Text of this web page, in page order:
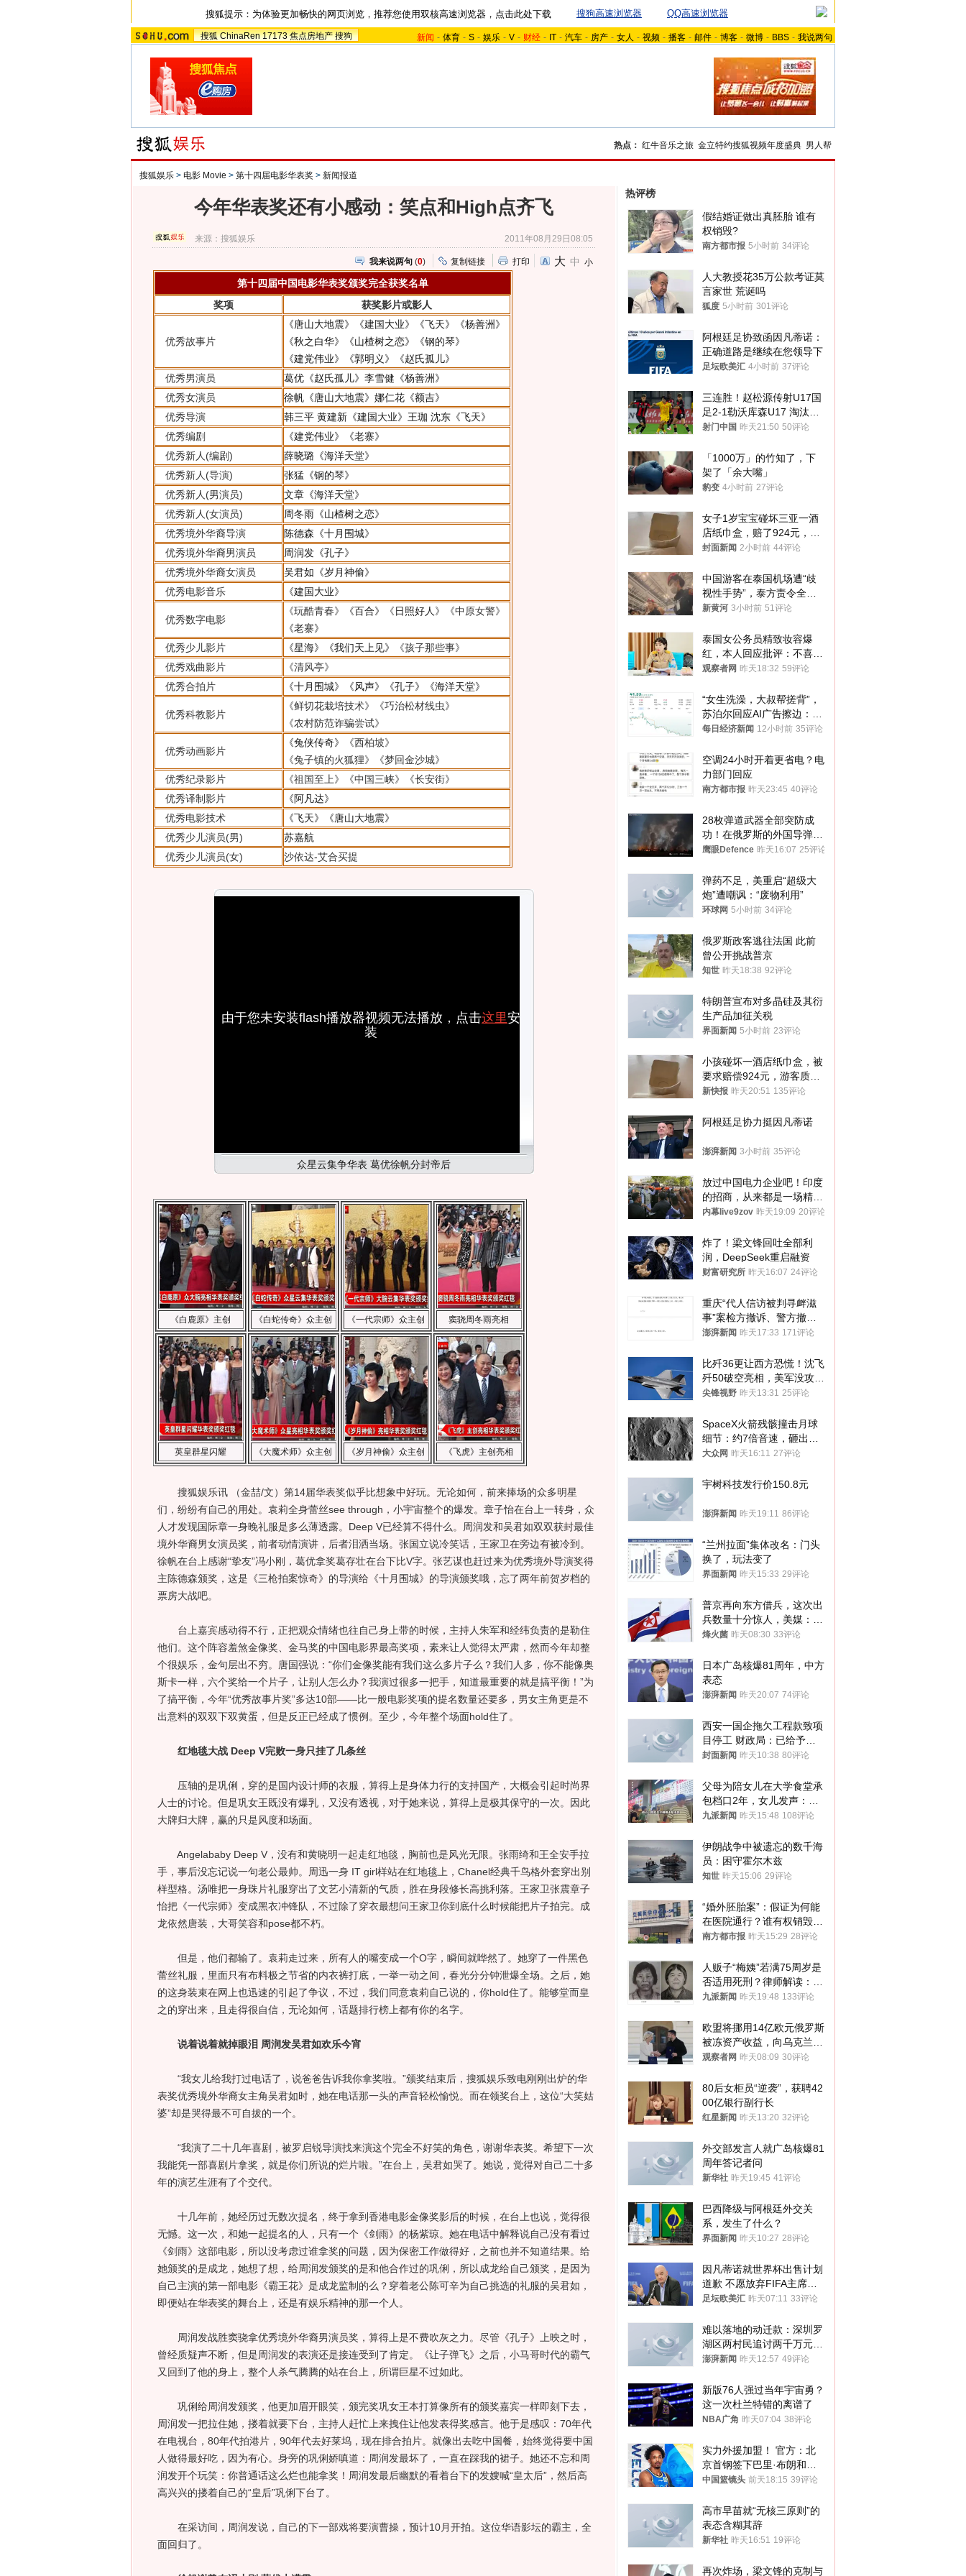
搜狐提示：为体验更加畅快的网页浏览，推荐您使用双核高速浏览器，点击此处下载 搜狗高速浏览器 QQ高速浏览器
搜狐 ChinaRen 17173 焦点房地产 搜狗 新闻 - 体育 - S - 娱乐 - V - 财经 - IT - 汽车 - 房产 - 女人 - 视频 - 播客 - 邮件 - 博客 - 微博 - BBS - 我说两句
热点： 红牛音乐之旅 金立特约搜狐视频年度盛典 男人帮
搜狐娱乐 > 电影 Movie > 第十四届电影华表奖 > 新闻报道
今年华表奖还有小感动：笑点和High点齐飞
来源：搜狐娱乐 2011年08月29日08:05
我来说两句 (0) 复制链接 打印 大 中 小
第十四届中国电影华表奖颁奖完全获奖名单
奖项
获奖影片或影人
优秀故事片
《唐山大地震》 《建国大业》 《飞天》
《杨善洲》
《秋之白华》
《山楂树之恋》
《钢的琴》
《建党伟业》
《郭明义》
《赵氏孤儿》
优秀男演员
葛优《赵氏孤儿》 李雪健 《杨善洲》
优秀女演员
徐帆《唐山大地震》 娜仁花《额吉》
优秀导演
韩三平 黄建新《建国大业》 王珈 沈东《飞天》
优秀编剧
《建党伟业》
《老寨》
优秀新人(编剧)
薛晓璐《海洋天堂》
优秀新人(导演)
张猛《钢的琴》
优秀新人(男演员)
文章《海洋天堂》
优秀新人(女演员)
周冬雨《山楂树之恋》
优秀境外华裔导演
陈德森 《十月围城》
优秀境外华裔男演员
周润发《孔子》
优秀境外华裔女演员
吴君如 《岁月神偷》
优秀电影音乐
《建国大业》
优秀数字电影
《玩酷青春》 《百合》 《日照好人 》《中原女警》
《老寨》
优秀少儿影片
《星海》 《我们天上见》
《孩子那些事》
优秀戏曲影片
《清风亭》
优秀合拍片
《十月围城》 《风声》 《孔子》 《海洋天堂》
优秀科教影片
《鲜切花栽培技术》《巧治松材线虫》
《农村防范诈骗尝试》
优秀动画影片
《兔侠传奇》
《西柏坡》
《兔子镇的火狐狸》《梦回金沙城》
优秀纪录影片
《祖国至上》《中国三峡》《长安街》
优秀译制影片
《阿凡达》
优秀电影技术
《飞天》
《唐山大地震》
优秀少儿演员(男)
苏嘉航
优秀少儿演员(女)
沙依达-艾合买提
由于您未安装flash播放器视频无法播放，点击这里安
装
众星云集争华表 葛优徐帆分封帝后
《白鹿原》主创 《白蛇传奇》众主创 《一代宗师》众主创 窦骁周冬雨亮相
英皇群星闪耀 《大魔术师》众主创 《岁月神偷》众主创 《飞虎》主创亮相
搜狐娱乐讯 （金喆/文）第14届华表奖似乎比想象中好玩。无论如何，前来捧场的众多明星
们，纷纷有自己的用处。袁莉全身蕾丝see through，小宇宙整个的爆发。章子怡在台上一转身，众
人才发现国际章一身晚礼服是多么薄透露。Deep V已经算不得什么。周润发和吴君如双双获封最佳
境外华裔男女演员奖，前者动情演讲，后者泪洒当场。张国立说冷笑话，王家卫在旁边有被冷到。
徐帆在台上感谢“挚友”冯小刚，葛优拿奖葛存壮在台下比V字。张艺谋也赶过来为优秀境外导演奖得
主陈德森颁奖，这是《三枪拍案惊奇》的导演给《十月围城》的导演颁奖哦，忘了两年前贺岁档的
票房大战吧。
台上嘉宾感动得不行，正把观众情绪也往自己身上带的时候，主持人朱军和经纬负责的是勒住
他们。这个阵容羞煞金像奖、金马奖的中国电影界最高奖项，素来让人觉得太严肃，然而今年却整
个很娱乐，金句层出不穷。唐国强说：“你们金像奖能有我们这么多片子么？我们人多，你不能像奥
斯卡一样，六个奖给一个片子，让别人怎么办？我演过很多一把手，知道最重要的就是搞平衡！”为
了搞平衡，今年“优秀故事片奖”多达10部——比一般电影奖项的提名数量还要多，男女主角更是不
出意料的双双下双黄蛋，但是反正已经成了惯例。至少，今年整个场面hold住了。
红地毯大战 Deep V完败一身只挂了几条丝
压轴的是巩俐，穿的是国内设计师的衣服，算得上是身体力行的支持国产，大概会引起时尚界
人士的讨论。但是巩女王既没有爆乳，又没有透视，对于她来说，算得上是极其保守的一次。因此
大牌归大牌，赢的只是风度和场面。
Angelababy Deep V，没有和黄晓明一起走红地毯，胸前也是风光无限。张雨绮和王全安手拉
手，事后没忘记说一句老公最帅。周迅一身 IT girl样站在红地毯上，Chanel经典千鸟格外套穿出别
样型格。汤唯把一身珠片礼服穿出了文艺小清新的气质，胜在身段修长高挑利落。王家卫张震章子
怡把《一代宗师》变成黑衣冲锋队，不过除了穿衣最想问王家卫你到底什么时候能把片子拍完。成
龙依然唐装，大哥笑容和pose都不朽。
但是，他们都输了。袁莉走过来，所有人的嘴变成一个O字，瞬间就哗然了。她穿了一件黑色
蕾丝礼服，里面只有布料极之节省的内衣裤打底，一举一动之间，春光分分钟泄爆全场。之后，她
的这身装束在网上也迅速的引起了争议，不过，我们同意袁莉自己说的，你hold住了。能够堂而皇
之的穿出来，且走得很自信，无论如何，话题排行榜上都有你的名字。
说着说着就掉眼泪 周润发吴君如欢乐今宵
“我女儿给我打过电话了，说爸爸告诉我你拿奖啦。”颁奖结束后，搜狐娱乐致电刚刚出炉的华
表奖优秀境外华裔女主角吴君如时，她在电话那一头的声音轻松愉悦。而在领奖台上，这位“大笑姑
婆”却是哭得最不可自拔的一个。
“我演了二十几年喜剧，被罗启锐导演找来演这个完全不好笑的角色，谢谢华表奖。希望下一次
我能凭一部喜剧片拿奖，就是你们所说的烂片啦。”在台上，吴君如哭了。她说，觉得对自己二十多
年的演艺生涯有了个交代。
十几年前，她经历过无数次提名，终于拿到香港电影金像奖影后的时候，在台上也说，觉得很
无憾。这一次，和她一起提名的人，只有一个《剑雨》的杨紫琼。她在电话中解释说自己没有看过
《剑雨》这部电影，所以没考虑过谁拿奖的问题，因为保密工作做得好，之前也并不知道结果。给
她颁奖的是成龙，她想了想，给周润发颁奖的是和他合作过的巩俐，所以成龙给自己颁奖，是因为
自己主演的第一部电影《霸王花》是成龙监制的么？穿着老公陈可辛为自己挑选的礼服的吴君如，
即便站在华表奖的舞台上，还是有娱乐精神的那一个人。
周润发战胜窦骁拿优秀境外华裔男演员奖，算得上是不费吹灰之力。尽管《孔子》上映之时，
曾经质疑声不断，但是周润发的表演还是接连受到了肯定。《让子弹飞》之后，小马哥时代的霸气
又回到了他的身上，整个人杀气腾腾的站在台上，所谓巨星不过如此。
巩俐给周润发颁奖，他更加眉开眼笑，颁完奖巩女王本打算像所有的颁奖嘉宾一样即刻下去，
周润发一把拉住她，搂着就要下台，主持人赶忙上来拽住让他发表得奖感言。他于是感叹：70年代
在电视台，80年代拍港片，90年代去好莱坞，现在排合拍片。就像出去吃中国餐，始终觉得要中国
人做得最好吃，因为有心。身旁的巩俐娇嗔道：周润发最坏了，一直在踩我的裙子。她还不忘和周
润发开个玩笑：你普通话这么烂也能拿奖！周润发最后幽默的看着台下的发嫂喊“皇太后”，然后高
高兴兴的搂着自己的“皇后”巩俐下台了。
在采访间，周润发说，自己的下一部戏将要演曹操，预计10月开拍。这位华语影坛的霸主，全
面回归了。
热评榜
假结婚证做出真胚胎 谁有
权销毁?
南方都市报 5小时前 34评论
人大教授花35万公款考证莫
言家世 荒诞吗
狐度 5小时前 301评论
阿根廷足协致函因凡蒂诺：
正确道路是继续在您领导下
足坛欧美汇 4小时前 37评论
三连胜！赵松源传射U17国
足2-1勒沃库森U17 淘汰赛
将战河床
射门中国 昨天21:50 50评论
「1000万」的竹知了，下
架了「余大嘴」
豹变 4小时前 27评论
女子1岁宝宝碰坏三亚一酒
店纸巾盒，赔了924元，发
帖吐槽后酒店退还一半的
封面新闻 2小时前 44评论
中国游客在泰国机场遭“歧
视性手势”，泰方责令全面
调查，对责任人采取最严厉
新黄河 3小时前 51评论
泰国女公务员精致妆容爆
红，本人回应批评：不喜欢
就别看
观察者网 昨天18:32 59评论
“女生洗澡，大叔帮搓背”，
苏泊尔回应AI广告擦边：视
频全下架，已强化内容管理
每日经济新闻 12小时前 35评论
空调24小时开着更省电？电
力部门回应
南方都市报 昨天23:45 40评论
28枚弹道武器全部突防成
功！在俄罗斯的外国导弹发
射车都是合法打击目标
鹰眼Defence 昨天16:07 25评论
弹药不足，美重启“超级大
炮”遭嘲讽：“废物利用”
环球网 5小时前 34评论
俄罗斯政客逃往法国 此前
曾公开挑战普京
知世 昨天18:38 92评论
特朗普宣布对多晶硅及其衍
生产品加征关税
界面新闻 5小时前 23评论
小孩碰坏一酒店纸巾盒，被
要求赔偿924元，游客质疑
酒店房客物品超高标价，市
新快报 昨天20:51 135评论
阿根廷足协力挺因凡蒂诺
澎湃新闻 3小时前 35评论
放过中国电力企业吧！印度
的招商，从来都是一场精准
收割
内幕live9zov 昨天19:09 20评论
炸了！梁文锋回吐全部利
润，DeepSeek重启融资
财富研究所 昨天16:07 24评论
重庆“代人信访被判寻衅滋
事”案检方撤诉、警方撤
案，两被告人获国赔
澎湃新闻 昨天17:33 171评论
比歼36更让西方恐慌！沈飞
歼50破空亮相，美军没攻克
的技术被拿下
尖锋视野 昨天13:31 25评论
SpaceX火箭残骸撞击月球
细节：约7倍音速，砸出直
径约30米撞击坑
大众网 昨天16:11 27评论
宇树科技发行价150.8元
澎湃新闻 昨天19:11 86评论
“兰州拉面”集体改名：门头
换了，玩法变了
界面新闻 昨天15:33 29评论
普京再向东方借兵，这次出
兵数量十分惊人，美媒：俄
朝要动真格？
烽火菌 昨天08:30 33评论
日本广岛核爆81周年，中方
表态
澎湃新闻 昨天20:07 74评论
西安一国企拖欠工程款致项
目停工 财政局：已给予处
分，正督促整改
封面新闻 昨天10:38 80评论
父母为陪女儿在大学食堂承
包档口2年，女儿发声：初
衷是为了陪伴，毕业后将不
九派新闻 昨天15:48 108评论
伊朗战争中被遗忘的数千海
员：困守霍尔木兹
知世 昨天15:06 29评论
“婚外胚胎案”：假证为何能
在医院通行？谁有权销毁胚
胎？
南方都市报 昨天15:29 28评论
人贩子“梅姨”若满75周岁是
否适用死刑？律师解读：很
大概率不会被判处死刑
九派新闻 昨天19:48 133评论
欧盟将挪用14亿欧元俄罗斯
被冻资产收益，向乌克兰提
供援助
观察者网 昨天08:09 30评论
80后女柜员“逆袭”，获聘42
00亿银行副行长
红星新闻 昨天13:20 32评论
外交部发言人就广岛核爆81
周年答记者问
新华社 昨天19:45 41评论
巴西降级与阿根廷外交关
系，发生了什么？
界面新闻 昨天10:27 28评论
因凡蒂诺就世界杯出售计划
道歉 不愿放弃FIFA主席职
位
足坛欧美汇 昨天07:11 33评论
难以落地的动迁款：深圳罗
湖区两村民追讨两千万元动
迁款八年未果
澎湃新闻 昨天12:57 49评论
新版76人强过当年宇宙勇？
这一次杜兰特错的离谱了
NBA广角 昨天07:04 38评论
实力外援加盟！ 官方：北
京首钢签下巴里·布朗和桑
普森
中国篮镜头 前天18:15 39评论
高市早苗就“无核三原则”的
表态含糊其辞
新华社 昨天16:51 19评论
再次炸场，梁文锋的克制与